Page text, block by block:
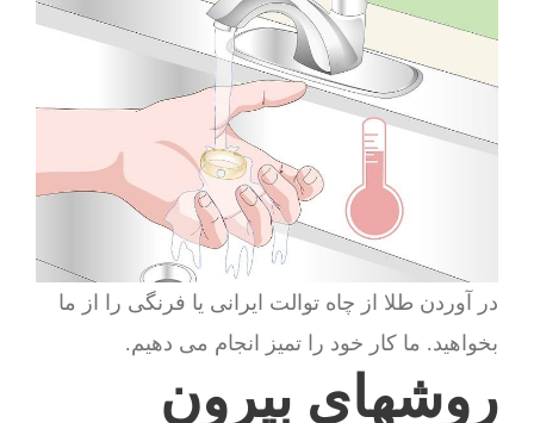
در آوردن طلا از چاه توالت ایرانی یا فرنگی را از ما
بخواهید. ما کار خود را تمیز انجام می دهیم.
روشهای بیرون